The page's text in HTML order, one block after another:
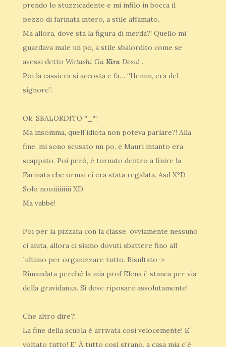
prendo lo stuzzicadente e mi infilo in bocca il
pezzo di farinata intero, a stile affamato.
Ma allora, dove sta la figura di merda?! Quello mi
guardava male un po, a stile sbalordito come se
avessi detto Watashi Ga Kira Desu! .
Poi la cassiera si accosta e fa… “Hemm, era del
signore”.
Ok. SBALORDITO °_°!
Ma insomma, quell´idiota non poteva parlare?! Alla
fine, mi sono scusato un po, e Mauri intanto era
scappato. Poi però, è tornato dentro a finire la
Farinata che ormai ci era stata regalata. Asd X°D
Solo nooiiiiiiiii XD
Ma vabbé!
Poi per la pizzata con la classe, ovviamente nessuno
ci aiuta, allora ci siamo dovuti sbattere fino all
´ultimo per organizzare tutto. Risultato->
Rimandata perché la mia prof Elena è stanca per via
della gravidanza. Si deve riposare assolutamente!
Che altro dire?!
La fine della scuola è arrivata così velocemente! E´
voltato tutto! E´ Â tutto così strano, a casa mia c´è